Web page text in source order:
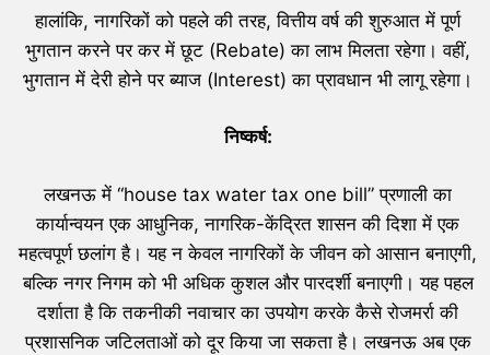
हालांकि, नागरिकों को पहले की तरह, वित्तीय वर्ष की शुरुआत में पूर्ण
भुगतान करने पर कर में छूट (Rebate) का लाभ मिलता रहेगा। वहीं,
भुगतान में देरी होने पर ब्याज (Interest) का प्रावधान भी लागू रहेगा।
निष्कर्ष:
लखनऊ में “house tax water tax one bill” प्रणाली का
कार्यान्वयन एक आधुनिक, नागरिक-केंद्रित शासन की दिशा में एक
महत्वपूर्ण छलांग है। यह न केवल नागरिकों के जीवन को आसान बनाएगी,
बल्कि नगर निगम को भी अधिक कुशल और पारदर्शी बनाएगी। यह पहल
दर्शाता है कि तकनीकी नवाचार का उपयोग करके कैसे रोजमर्रा की
प्रशासनिक जटिलताओं को दूर किया जा सकता है। लखनऊ अब एक